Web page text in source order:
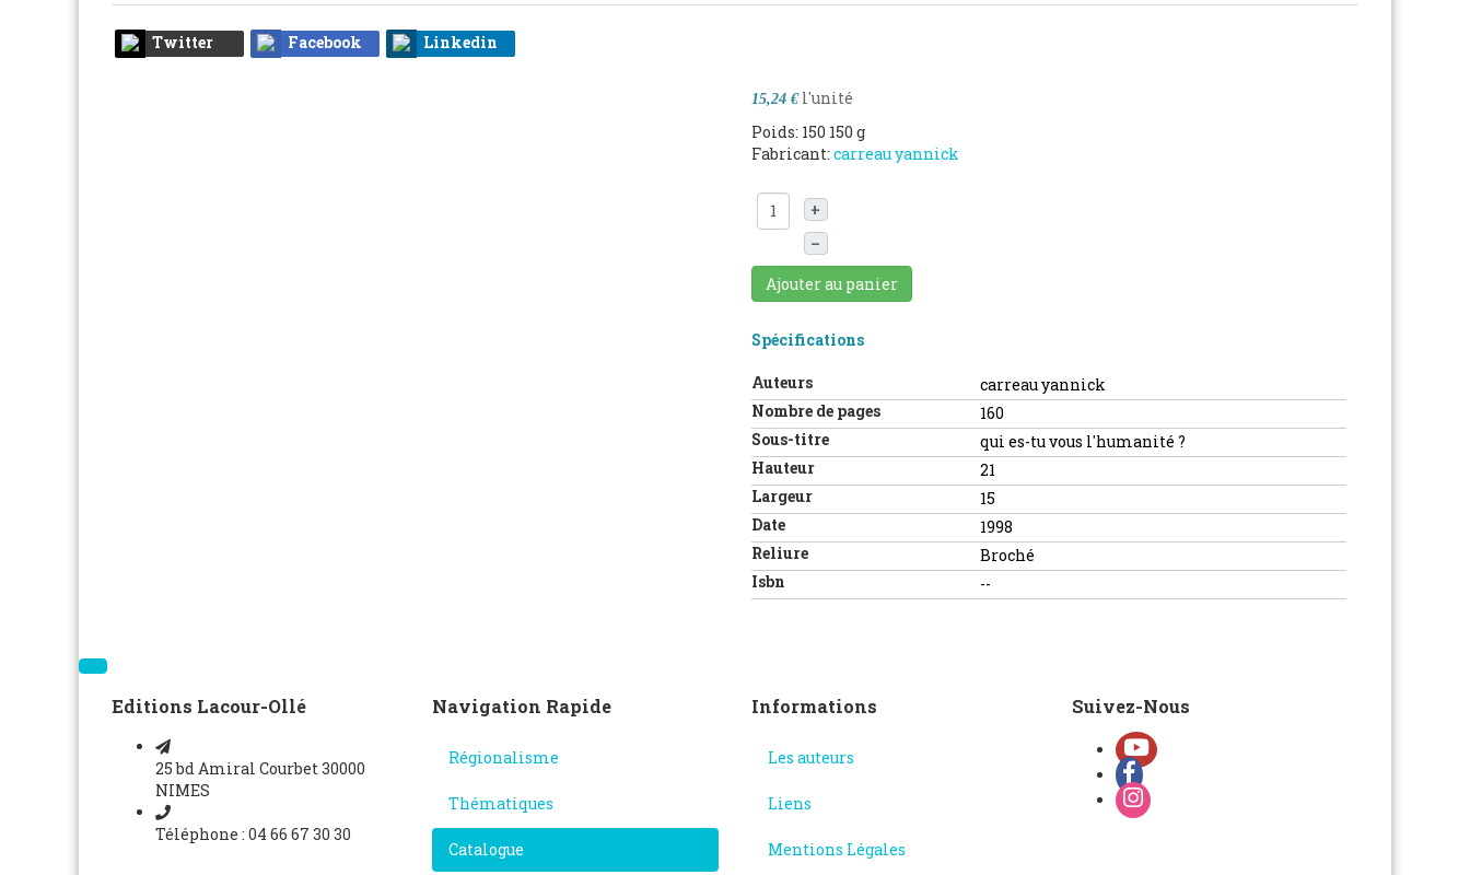
Twitter Facebook Linkedin
15,24 € l'unité
Poids: 150 150 g
Fabricant: carreau yannick
+
–
Ajouter au panier
Spécifications
Auteurs
carreau yannick
Nombre de pages
160
Sous-titre
qui es-tu vous l'humanité ?
Hauteur
21
Largeur
15
Date
1998
Reliure
Broché
Isbn
--
Editions Lacour-Ollé
25 bd Amiral Courbet 30000
NIMES
Téléphone : 04 66 67 30 30
Navigation Rapide
Régionalisme
Thématiques
Catalogue
Informations
Les auteurs
Liens
Mentions Légales
Suivez-Nous